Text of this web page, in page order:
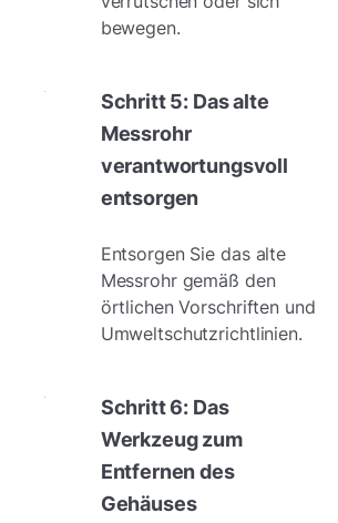
bewegen.
Schritt 5: Das alte
Messrohr
verantwortungsvoll
entsorgen
Entsorgen Sie das alte
Messrohr gemäß den
örtlichen Vorschriften und
Umweltschutzrichtlinien.
Schritt 6: Das
Werkzeug zum
Entfernen des
Gehäuses